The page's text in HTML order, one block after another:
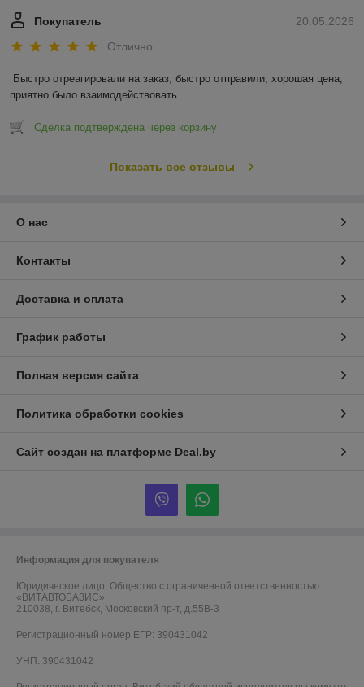
20.05.2026
Покупатель
Отлично
Быстро отреагировали на заказ, быстро отправили, хорошая цена,
приятно было взаимодействовать
Сделка подтверждена через корзину
Показать все отзывы
О нас
Контакты
Доставка и оплата
График работы
Полная версия сайта
Политика обработки cookies
Сайт создан на платформе Deal.by
Информация для покупателя
Юридическое лицо: Общество с ограниченной ответственностью
«ВИТАВТОБАЗИС»
210038, г. Витебск, Московский пр-т, д.55В-3
Регистрационный номер ЕГР: 390431042
УНП: 390431042